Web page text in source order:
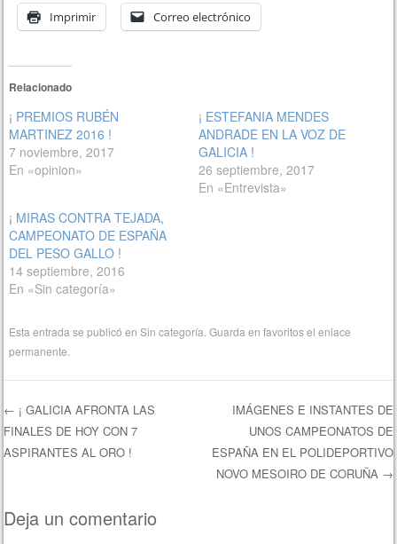
Imprimir Correo electrónico
Relacionado
¡ PREMIOS RUBÉN
MARTINEZ 2016 !
7 noviembre, 2017
En «opinion»
¡ ESTEFANIA MENDES
ANDRADE EN LA VOZ DE
GALICIA !
26 septiembre, 2017
En «Entrevista»
¡ MIRAS CONTRA TEJADA,
CAMPEONATO DE ESPAÑA
DEL PESO GALLO !
14 septiembre, 2016
En «Sin categoría»
Esta entrada se publicó enSin categoría . Guarda en favoritos elenlace
permanente
Navegación de entradas
← ¡ GALICIA AFRONTA LAS
FINALES DE HOY CON 7
ASPIRANTES AL ORO !
IMÁGENES E INSTANTES DE
UNOS CAMPEONATOS DE
ESPAÑA EN EL POLIDEPORTIVO
NOVO MESOIRO DE CORUÑA →
Deja un comentario